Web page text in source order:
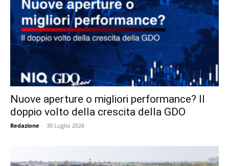
Nuove aperture o migliori performance? Il
doppio volto della crescita della GDO
Redazione - 30 Luglio 2026